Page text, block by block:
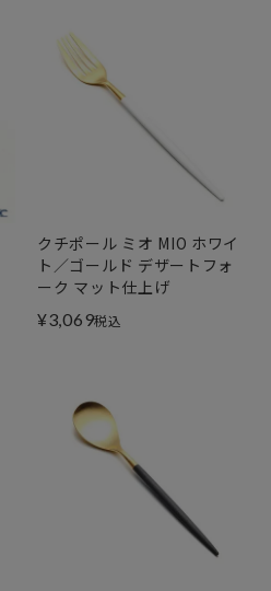
クチポール ミオ MIO ホワイ
ト／ゴールド デザートフォ
ーク マット仕上げ
¥3,069税込